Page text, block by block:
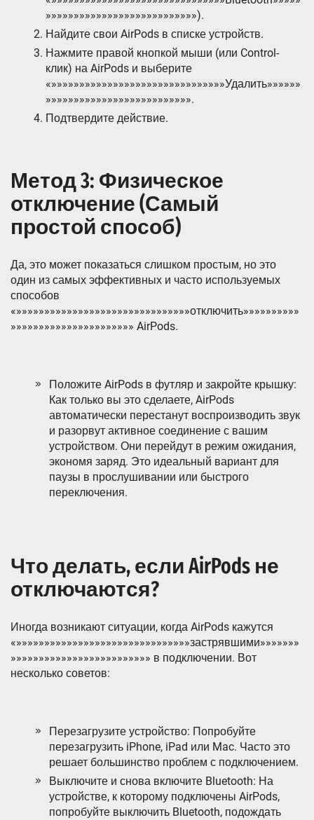
»»»»»»»»»»»»»»»»»»»»»»»»»»»).
Найдите свои AirPods в списке устройств.
Нажмите правой кнопкой мыши (или Control-
клик) на AirPods и выберите
«»»»»»»»»»»»»»»»»»»»»»»»»»»»»»»»Удалить»»»»»»
»»»»»»»»»»»»»»»»»»»»»»»»»».
Подтвердите действие.
Метод 3: Физическое
отключение (Самый
простой способ)
Да, это может показаться слишком простым, но это
один из самых эффективных и часто используемых
способов
«»»»»»»»»»»»»»»»»»»»»»»»»»»»»»»»отключить»»»»»»»»»»
»»»»»»»»»»»»»»»»»»»»»» AirPods.
Положите AirPods в футляр и закройте крышку:
Как только вы это сделаете, AirPods
автоматически перестанут воспроизводить звук
и разорвут активное соединение с вашим
устройством. Они перейдут в режим ожидания,
экономя заряд. Это идеальный вариант для
паузы в прослушивании или быстрого
переключения.
Что делать, если AirPods не
отключаются?
Иногда возникают ситуации, когда AirPods кажутся
«»»»»»»»»»»»»»»»»»»»»»»»»»»»»»»»застрявшими»»»»»»»
»»»»»»»»»»»»»»»»»»»»»»»»» в подключении. Вот
несколько советов:
Перезагрузите устройство: Попробуйте
перезагрузить iPhone, iPad или Mac. Часто это
решает большинство проблем с подключением.
Выключите и снова включите Bluetooth: На
устройстве, к которому подключены AirPods,
попробуйте выключить Bluetooth, подождать